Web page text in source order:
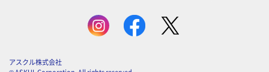
アスクル株式会社